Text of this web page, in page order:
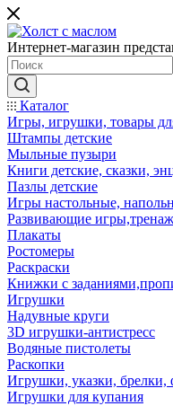
Интернет-магазин
Каталог
Игры, игрушки, товары
Штампы детские
Мыльные пузыри
Книги детские, сказки,
Пазлы детские
Игры настольные,
Развивающие
Плакаты
Ростомеры
Раскраски
Книжки с
Игрушки
Надувные круги
3D игрушки-антистресс
Водяные пистолеты
Раскопки
Игрушки, указки, брелки,
Игрушки для купания